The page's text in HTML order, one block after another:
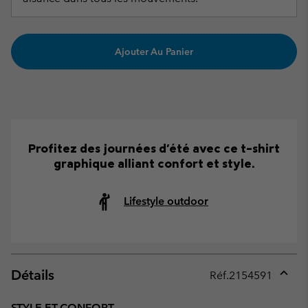
Ajouter Au Panier
Profitez des journées d'été avec ce t-shirt
graphique alliant confort et style.
Lifestyle outdoor
Détails Réf.2154591